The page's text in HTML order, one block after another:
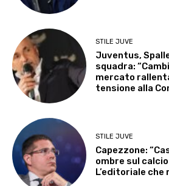
STILE JUVE
Juventus,
squadra:
mercato
tensione alla
STILE JUVE
Capezzone:
ombre sul
L’editoriale